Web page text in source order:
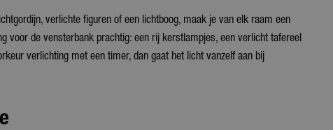
verlichte figuren of een lichtboog, maak je van elk raam een
voor de vensterbank prachtig: een rij kerstlampjes, een verlicht tafereel
verlichting met een timer, dan gaat het licht vanzelf aan bij